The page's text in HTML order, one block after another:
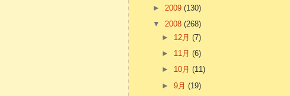
► 2009 (130)
▼ 2008 (268)
► 12月(7)
► 11月(6)
► 10月(11)
►9月(19)